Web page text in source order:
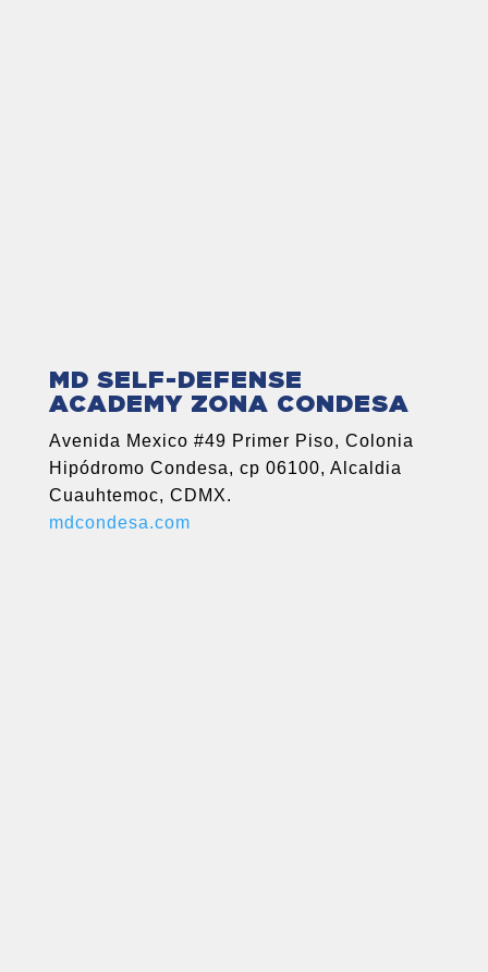
MD SELF-DEFENSE
ACADEMY ZONA CONDESA
Avenida Mexico #49 Primer Piso, Colonia
Hipódromo Condesa, cp 06100, Alcaldia
Cuauhtemoc, CDMX.
mdcondesa.com